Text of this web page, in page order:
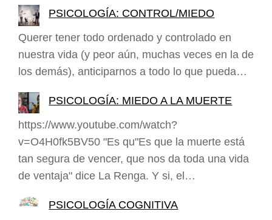
PSICOLOGÍA: CONTROL/MIEDO
Querer tener todo ordenado y controlado en
nuestra vida (y peor aún, muchas veces en la de
los demás), anticiparnos a todo lo que pueda…
PSICOLOGÍA: MIEDO A LA MUERTE
https://www.youtube.com/watch?
v=O4H0fk5BV50 "Es qu"Es que la muerte está
tan segura de vencer, que nos da toda una vida
de ventaja" dice La Renga. Y si, el…
PSICOLOGÍA COGNITIVA